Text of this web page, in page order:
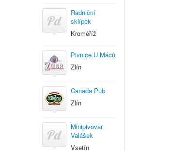
Radniční
sklípek
Kroměříž
Pivnice U Máců
Zlín
Canada Pub
Zlín
Minipivovar
Valášek
Vsetín